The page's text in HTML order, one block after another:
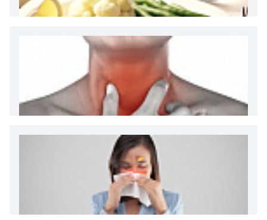
Как и сколько денег можно получить по
Диета 7 стол при заболеваниях почек (острый и
Ларингит: все о ларингите и его лечении. Как
спасти свой голос.